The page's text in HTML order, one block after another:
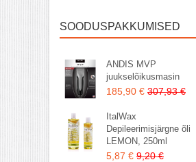
SOODUSPAKKUMISED
ANDIS MVP
juukselõikusmasin
185,90 € 307,93 €
ItalWax
Depileerimisjärgne õli
LEMON, 250ml
5,87 € 9,20 €